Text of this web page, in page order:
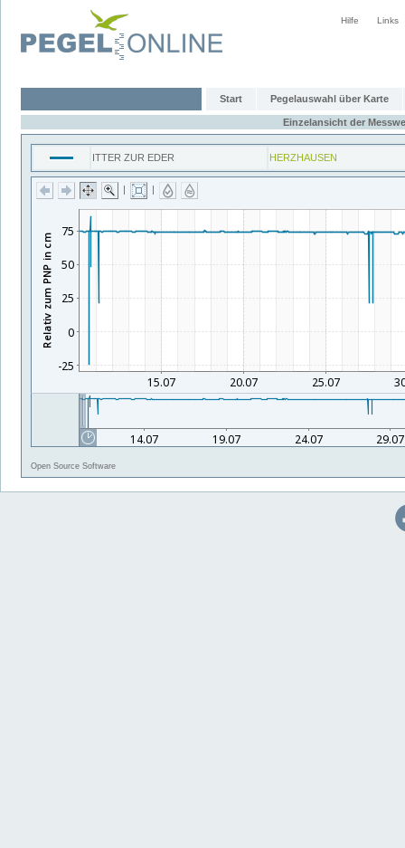
Hilfe Links
Start Pegelauswahl über Karte
Einzelansicht der
ITTER ZUR EDER HERZHAUSEN
| |
Open Source Software